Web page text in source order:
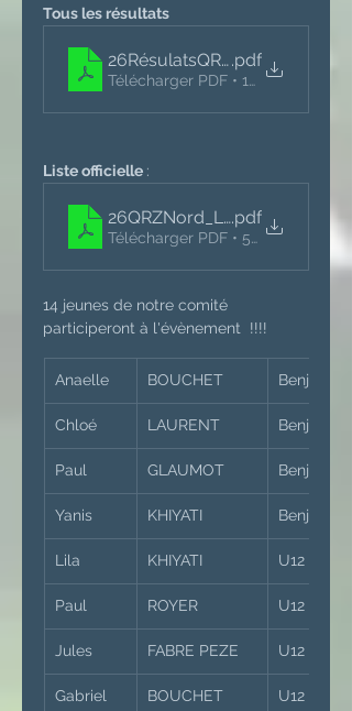
Tous les résultats
26RésulatsQRZ-Nord
.pdf
Télécharger PDF • 129KB
Liste officielle :
26QRZNord_ListeOfficielle
.pdf
Télécharger PDF • 50KB
14 jeunes de notre comité
participeront à l'évènement  !!!!
Anaelle BOUCHET Benjamins
Chloé LAURENT Benjamins
Paul GLAUMOT Benjamins
Yanis KHIYATI Benjamins
Lila KHIYATI U12 Filles
Paul ROYER U12
Jules FABRE PEZE U12
Gabriel BOUCHET U12